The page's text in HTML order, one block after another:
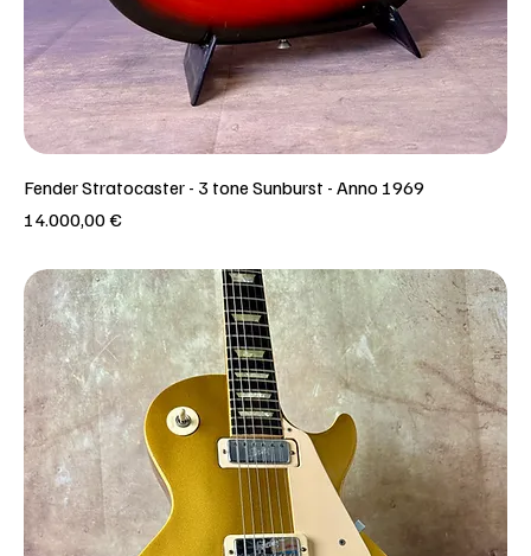
Fender Stratocaster - 3 tone Sunburst - Anno 1969
Prezzo
14.000,00 €